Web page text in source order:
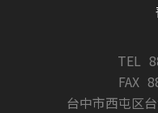
TEL
FAX
台中市西屯区